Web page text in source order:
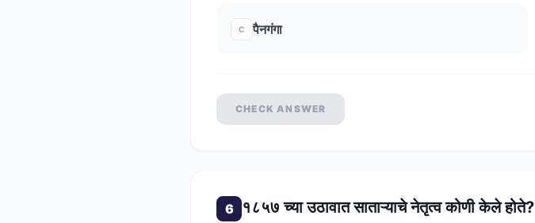
C पैनगंगा
CHECK ANSWER
6 १८५७ च्या उठावात साताऱ्याचे नेतृत्व कोणी केले होते?